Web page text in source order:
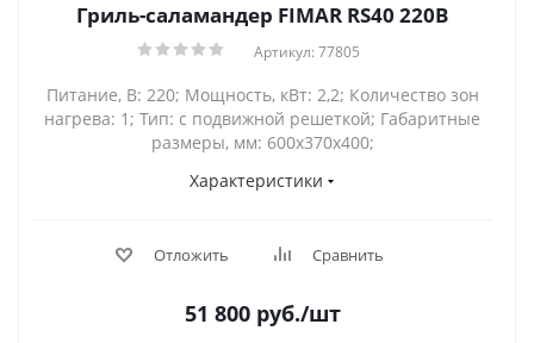
Гриль-саламандер FIMAR RS40 220B
Артикул: 77805
Питание, В: 220; Мощность, кВт: 2,2; Количество зон
нагрева: 1; Тип: с подвижной решеткой; Габаритные
размеры, мм: 600x370x400;
Характеристики
Отложить Сравнить
51 800 руб./шт